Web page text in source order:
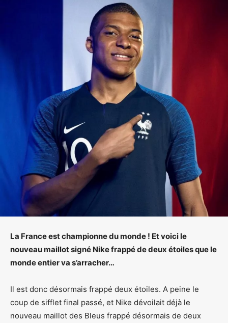
La France est championne du monde ! Et voici le
nouveau maillot signé Nike frappé de deux étoiles que le
monde entier va s’arracher…
Il est donc désormais frappé deux étoiles. A peine le
coup de sifflet final passé, et Nike dévoilait déjà le
nouveau maillot des Bleus frappé désormais de deux